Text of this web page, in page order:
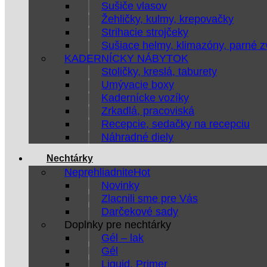
Sušiče vlasov
Žehličky, kulmy, krepovačky
Strihacie strojčeky
Sušiace helmy, klimazóny, parné
KADERNÍCKY NÁBYTOK
Stoličky, kreslá, taburety
Umývacie boxy
Kadernícke vozíky
Zrkadlá, pracoviská
Recepcie, sedačky na recepciu
Náhradné diely
Nechtárky
Neprehliadnite
Novinky
Zlacnili sme pre Vás
Darčekové sady
Doplnky pre nechtárky
Gél – lak
Gél
Liquid, Primer